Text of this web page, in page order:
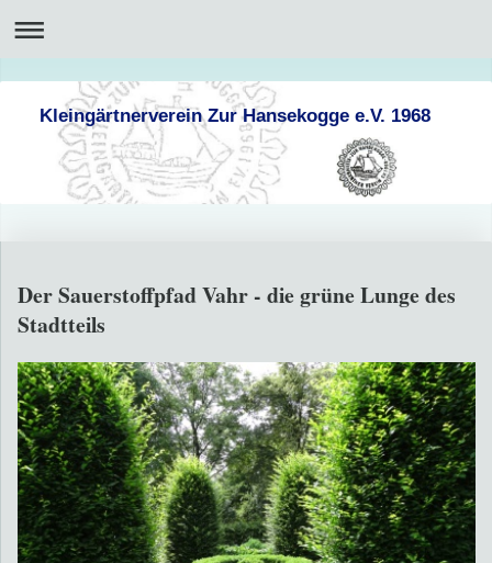
Kleingärtnerverein Zur Hansekogge e.V. 1968
Der Sauerstoffpfad Vahr - die grüne Lunge des
Stadtteils